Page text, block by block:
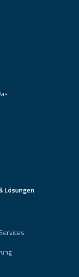
Lösungen